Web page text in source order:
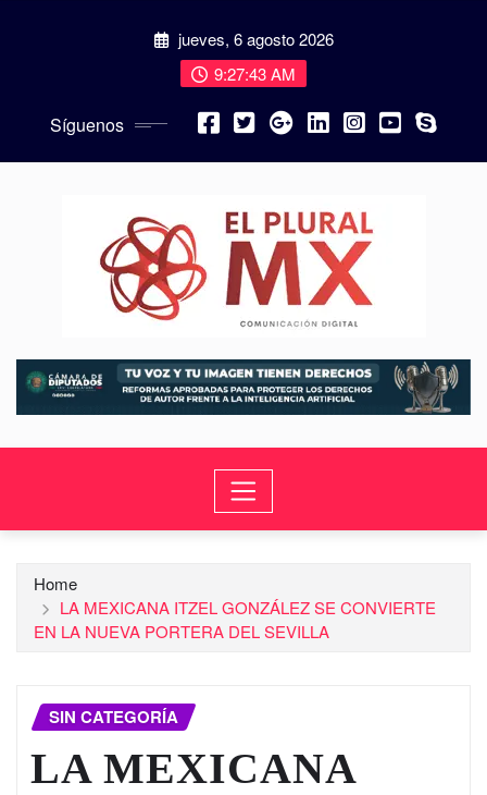
jueves, 6 agosto 2026
9:27:44 AM
Síguenos
Home
LA MEXICANA ITZEL GONZÁLEZ SE CONVIERTE
EN LA NUEVA PORTERA DEL SEVILLA
SIN CATEGORÍA
LA MEXICANA